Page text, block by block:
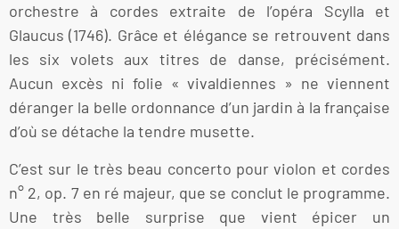
orchestre à cordes extraite de l’opéra Scylla et
Glaucus (1746). Grâce et élégance se retrouvent dans
les six volets aux titres de danse, précisément.
Aucun excès ni folie « vivaldiennes » ne viennent
déranger la belle ordonnance d’un jardin à la française
d’où se détache la tendre musette.
C’est sur le très beau concerto pour violon et cordes
n° 2, op. 7 en ré majeur, que se conclut le programme.
Une très belle surprise que vient épicer un